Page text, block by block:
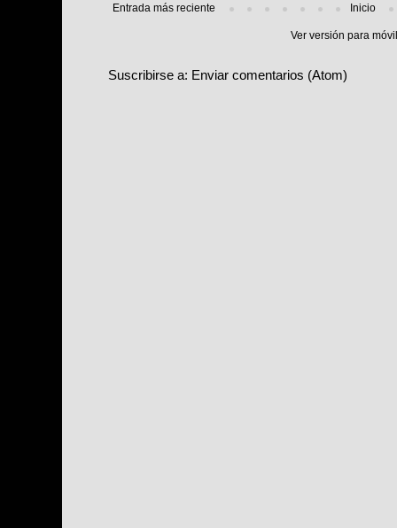
Entrada más reciente Inicio
Ver versión para
Suscribirse a: Enviar comentarios (Atom)